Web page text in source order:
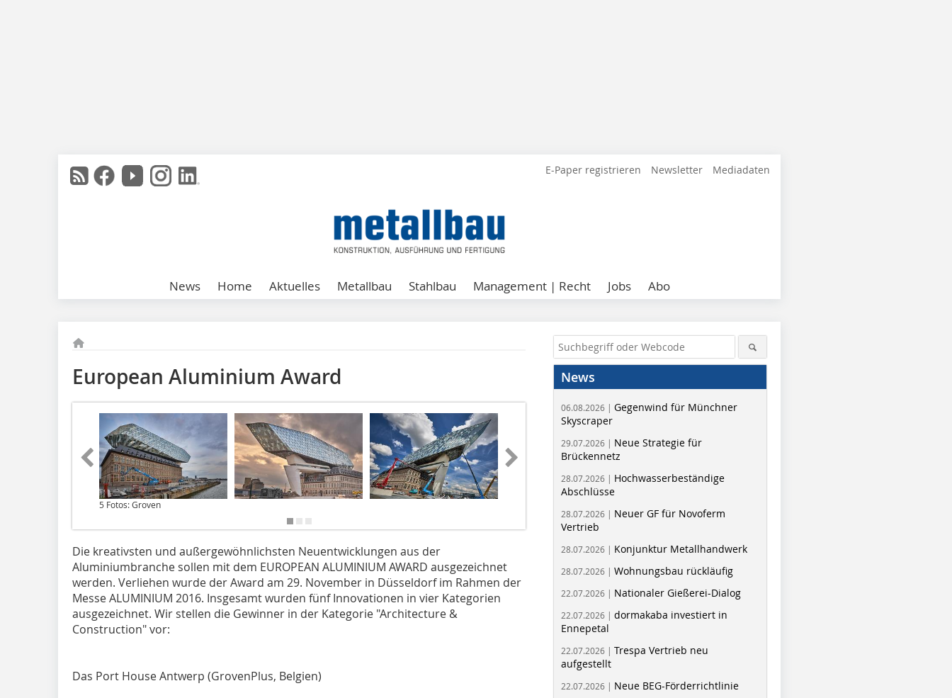
E-Paper registrieren Newsletter Mediadaten
News Home Aktuelles Metallbau Stahlbau Management | Recht Jobs Abo
European Aluminium Award
5 Fotos: Groven
Die kreativsten und außergewöhnlichsten Neuentwicklungen aus der
Aluminiumbranche sollen mit dem EUROPEAN ALUMINIUM AWARD ausgezeichnet
werden. Verliehen wurde der Award am 29. November in Düsseldorf im Rahmen der
Messe ALUMINIUM 2016. Insgesamt wurden fünf Innovationen in vier Kategorien
ausgezeichnet. Wir stellen die Gewinner in der Kategorie "Architecture &
Construction" vor:
Das Port House Antwerp (GrovenPlus, Belgien)
News
06.08.2026 | Gegenwind für Münchner
Skyscraper
29.07.2026 | Neue Strategie für
Brückennetz
28.07.2026 | Hochwasserbeständige
Abschlüsse
28.07.2026 | Neuer GF für Novoferm
Vertrieb
28.07.2026 | Konjunktur Metallhandwerk
28.07.2026 | Wohnungsbau rückläufig
22.07.2026 | Nationaler Gießerei-Dialog
22.07.2026 | dormakaba investiert in
Ennepetal
22.07.2026 | Trespa Vertrieb neu
aufgestellt
22.07.2026 | Neue BEG-Förderrichtlinie